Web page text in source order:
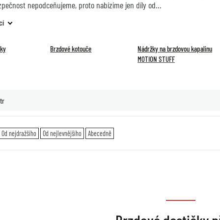
nepodceňujeme, proto nabízíme jen díly od
Brzdové kotouče
Nádržky na brzdovou kapalinu
MOTION STUFF
Od nejdražšího Od nejlevnějšího Abecedně